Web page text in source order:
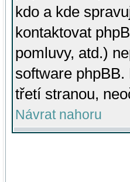
kdo a kde
kontaktovat
pomluvy, atd.)
software
třetí stranou,
Návrat nahoru